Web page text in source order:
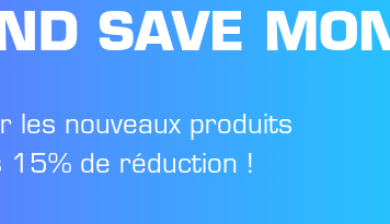
SAVE
les nouveaux produits
15% de réduction !